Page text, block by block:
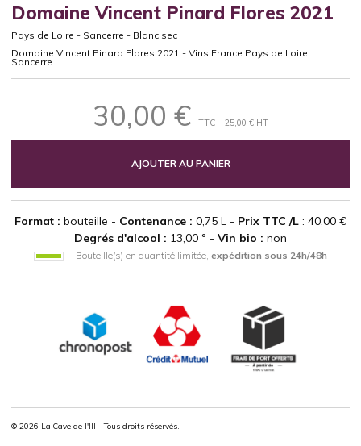
Domaine Vincent Pinard Flores 2021
Pays de Loire - Sancerre - Blanc sec
Domaine Vincent Pinard Flores 2021 - Vins France Pays de Loire
Sancerre
30,00 € TTC - 25,00 € HT
AJOUTER AU PANIER
Format : bouteille - Contenance : 0,75 L - Prix TTC /L : 40,00 €
Degrés d'alcool : 13,00 ° - Vin bio : non
Bouteille(s) en quantité limitée, expédition sous 24h/48h
© 2026 La Cave de l'Ill - Tous droits réservés.